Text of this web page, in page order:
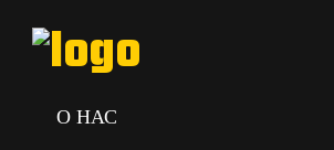
О НАС